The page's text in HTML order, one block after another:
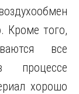
Кроме того,
все
процессе
хорошо